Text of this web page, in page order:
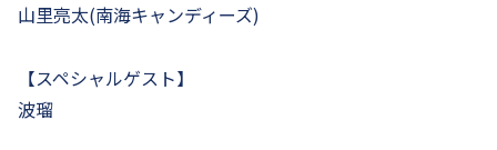
山里亮太(南海キャンディーズ)
【スペシャルゲスト】
波瑠